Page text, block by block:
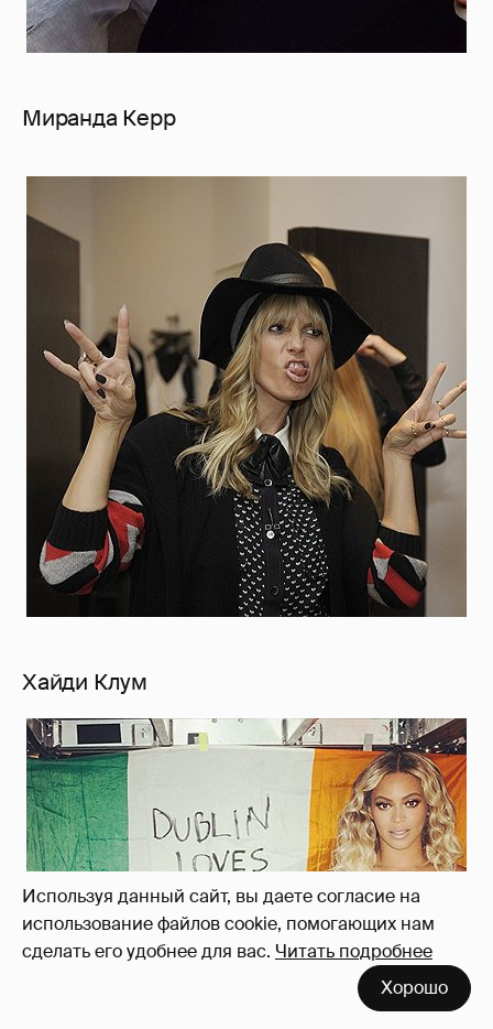
Используя данный сайт, вы даете согласие на
использование файлов cookie, помогающих нам
сделать его удобнее для вас. Читать подробнее
Хорошо
Миранда Керр
Хайди Клум